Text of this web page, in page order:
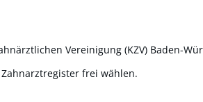
Vereinigung (KZV) Baden-
frei wählen.